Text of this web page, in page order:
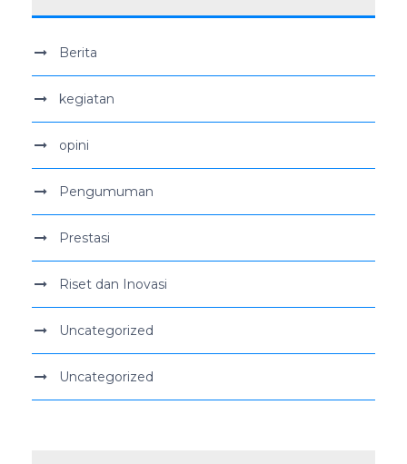
Berita
kegiatan
opini
Pengumuman
Prestasi
Riset dan Inovasi
Uncategorized
Uncategorized